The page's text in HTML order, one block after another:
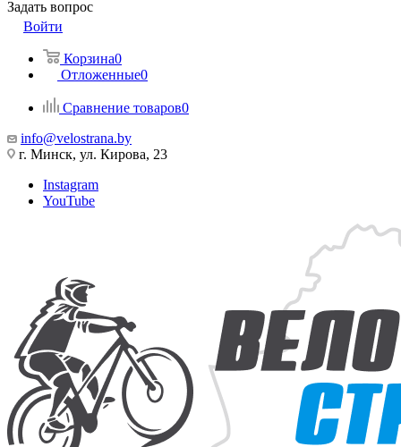
Задать вопрос
Войти
Корзина0
Отложенные0
Сравнение товаров0
info@velostrana.by
г. Минск, ул. Кирова, 23
Instagram
YouTube